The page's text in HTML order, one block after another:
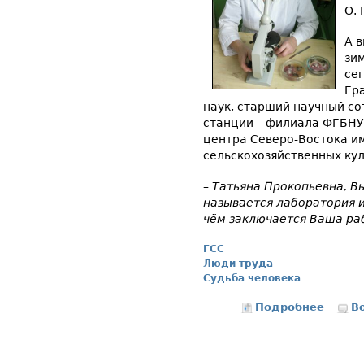
О.
А
наук, старший научный
станции – филиала
центра Северо-Востока
сельскохозяйственных
– Татьяна Прокопьевна,
называется лаборатория
чём заключается Ваша
ГСС
Люди труда
Судьба человека
Подробнее о